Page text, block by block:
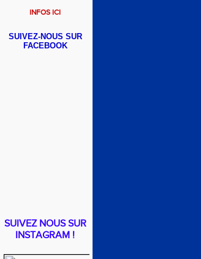
INFOS ICI
SUIVEZ-NOUS SUR
FACEBOOK
SUIVEZ NOUS SUR
INSTAGRAM !